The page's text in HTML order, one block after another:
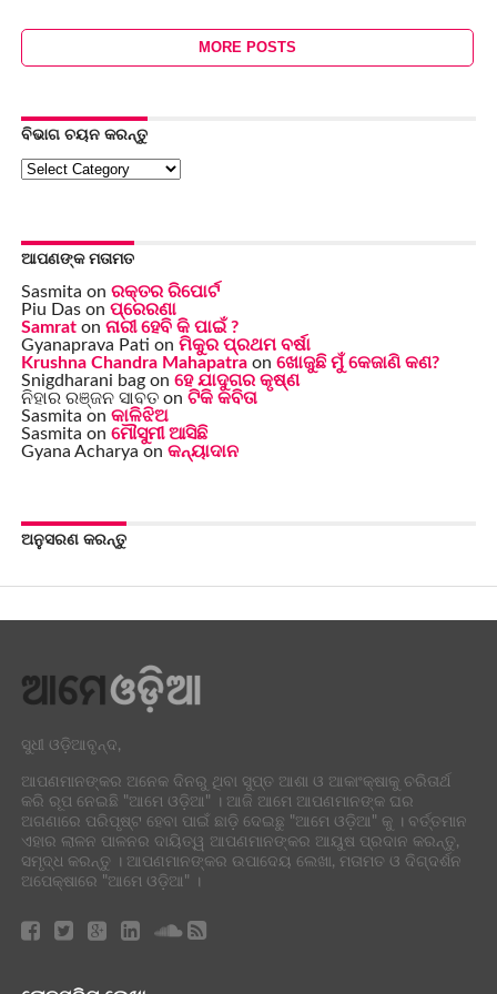
MORE POSTS
ବିଭାଗ ଚୟନ କରନ୍ତୁ
ବିଭାଗ
ଚୟନ
ଆପଣଙ୍କ ମତାମତ
Sasmita on ରକ୍ତର ରିପୋର୍ଟ
Piu Dason ପ୍ରେରଣା
Samraton ନାରୀ ହେବି କି ପାଇଁ ?
Gyanaprava Pati on ମିକୁର ପ୍ରଥମ ବର୍ଷା
Krushna Chandra Mahapatraon ଖୋଜୁଛି ମୁଁ କେଜାଣି କଣ?
Snigdharani bagon ହେ ଯାଦୁଗର କୃଷ୍ଣ
ନିହାର ରଞ୍ଜନ ସାବତon ଟିକି କବିତା
Sasmita on କାଳିଝିଅ
Sasmita on ମୌସୁମୀ ଆସିଛି
Gyana Acharya on କନ୍ୟାଦାନ
ଅନୁସରଣ କରନ୍ତୁ
ସୁଧୀ ଓଡ଼ିଆବୃନ୍ଦ,
ଆପଣମାନଙ୍କର ଅନେକ ଦିନରୁ ଥିବା ସୁପ୍ତ ଆଶା ଓ ଆକାଂକ୍ଷାକୁ ଚରିତାର୍ଥ
କରି ରୂପ ନେଇଛି "ଆମେ ଓଡ଼ିଆ" । ଆଜି ଆମେ ଆପଣମାନଙ୍କ ଘର
ଅଗଣାରେ ପରିପୃଷ୍ଟ ହେବା ପାଇଁ ଛାଡ଼ି ଦେଇଛୁ "ଆମେ ଓଡ଼ିଆ" କୁ । ବର୍ତ୍ତମାନ
ଏହାର ଲାଳନ ପାଳନର ଦାୟିତ୍ୱ ଆପଣମାନଙ୍କର ଆୟୁଷ ପ୍ରଦାନ କରନ୍ତୁ,
ସମୃଦ୍ଧ କରନ୍ତୁ । ଆପଣମାନଙ୍କର ଉପାଦେୟ ଲେଖା, ମତାମତ ଓ ଦିଗ୍ଦର୍ଶନ
ଅପେକ୍ଷାରେ "ଆମେ ଓଡ଼ିଆ" ।